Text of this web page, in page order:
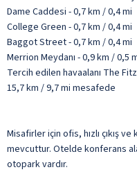
Dame Caddesi - 0,7 km / 0,4 mi
College Green - 0,7 km / 0,4 mi
Baggot Street - 0,7 km / 0,4 mi
Merrion Meydanı - 0,9 km / 0,5
Tercih edilen havaalanı The
15,7 km / 9,7 mi mesafede
Misafirler için ofis, hızlı çıkış
mevcuttur. Otelde konferans
otopark vardır.